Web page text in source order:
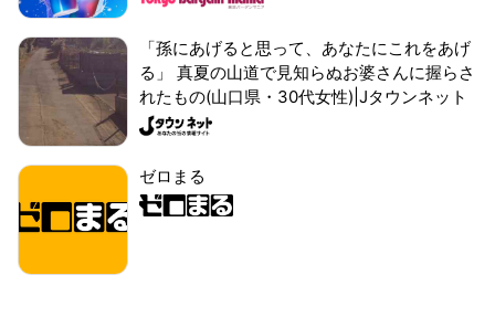
「孫にあげると思って、あなたにこれをあげ
る」 真夏の山道で見知らぬお婆さんに握らさ
れたもの(山口県・30代女性)|Jタウンネット
ゼロまる